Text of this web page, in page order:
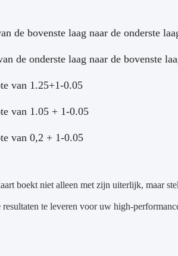
de bovenste laag naar de onderste
de onderste laag naar de bovenste
van 1.25+1-0.05
van 1.05 + 1-0.05
van 0,2 + 1-0.05
boekt niet alleen met zijn uiterlijk, maar
te leveren voor uw high-